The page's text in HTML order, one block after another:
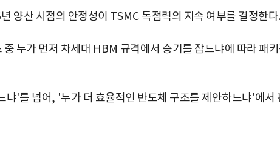
년 양산 시점의 안정성이 TSMC 독점력의 지속 여부를 결정한다.
중 누가 먼저 차세대 HBM 규격에서 승기를 잡느냐에 따라 패키
냐'를 넘어, '누가 더 효율적인 반도체 구조를 제안하느냐'에서